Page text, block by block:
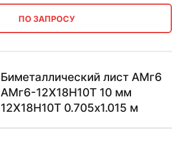
ПО ЗАПРОСУ
Биметаллический лист АМг6
АМг6-12Х18Н10Т 10 мм
12Х18Н10Т 0.705х1.015 м